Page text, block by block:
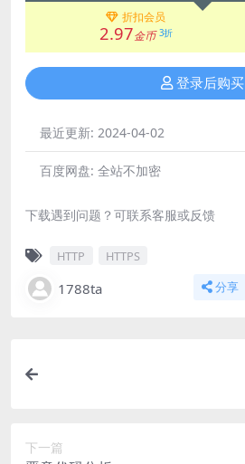
折扣会员
2.97金币 3折
登录后购买
最近更新: 2024-04-02
百度网盘: 全站不加密
下载遇到问题？可联系客服或反馈
HTTP HTTPS
1788ta 分享
下一篇